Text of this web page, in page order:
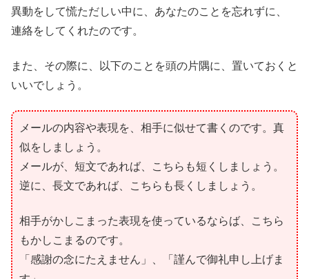
異動をして慌ただしい中に、あなたのことを忘れずに、
連絡をしてくれたのです。
また、その際に、以下のことを頭の片隅に、置いておくと
いいでしょう。
メールの内容や表現を、相手に似せて書くのです。真
似をしましょう。
メールが、短文であれば、こちらも短くしましょう。
逆に、長文であれば、こちらも長くしましょう。
相手がかしこまった表現を使っているならば、こちら
もかしこまるのです。
「感謝の念にたえません」、「謹んで御礼申し上げま